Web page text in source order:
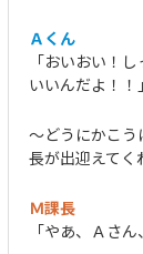
Ａくん
「おいおい！
いいんだよ！！」
～どうにかこ
長が出迎えてく
Ｍ課長
「やあ、Ａさ